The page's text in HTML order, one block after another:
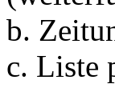
b.
c. Liste